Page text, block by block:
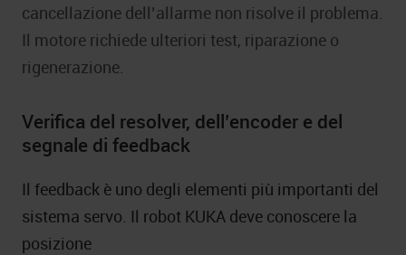
cancellazione dell’allarme non risolve il problema.
Il motore richiede ulteriori test, riparazione o
rigenerazione.
Verifica del resolver, dell’encoder e del
segnale di feedback
Il feedback è uno degli elementi più importanti del
sistema servo. Il robot KUKA deve conoscere la
posizione